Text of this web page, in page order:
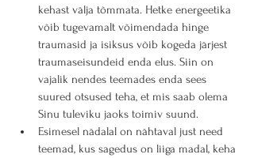
kehast välja tõmmata. Hetke energeetika
võib tugevamalt võimendada hinge
traumasid ja isiksus võib kogeda järjest
traumaseisundeid enda elus. Siin on
vajalik nendes teemades enda sees
suured otsused teha, et mis saab olema
Sinu tuleviku jaoks toimiv suund.
Esimesel nädalal on nähtaval just need
teemad, kus sagedus on liiga madal, keha